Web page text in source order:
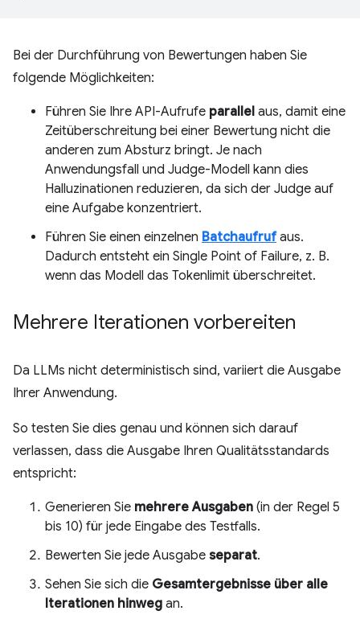
Bei der Durchführung von Bewertungen haben Sie
folgende Möglichkeiten:
Führen Sie Ihre API-Aufrufe parallel aus, damit eine
Zeitüberschreitung bei einer Bewertung nicht die
anderen zum Absturz bringt. Je nach
Anwendungsfall und Judge-Modell kann dies
Halluzinationen reduzieren, da sich der Judge auf
eine Aufgabe konzentriert.
Führen Sie einen einzelnen Batchaufrufaus.
Dadurch entsteht ein Single Point of Failure, z. B.
wenn das Modell das Tokenlimit überschreitet.
Mehrere Iterationen vorbereiten
Da LLMs nicht deterministisch sind, variiert die Ausgabe
Ihrer Anwendung.
So testen Sie dies genau und können sich darauf
verlassen, dass die Ausgabe Ihren Qualitätsstandards
entspricht:
Generieren Sie mehrere Ausgaben (in der Regel 5
bis 10) für jede Eingabe des Testfalls.
Bewerten Sie jede Ausgabe separat.
Sehen Sie sich die Gesamtergebnisse über alle
Iterationen hinweg an.